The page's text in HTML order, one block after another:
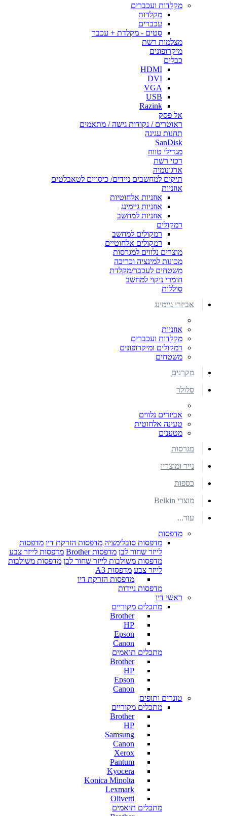
מקלדות ועכברים
מקלדות
עכברים
סטים - מקלדת + עכבר
מצלמות רשת
מיקרופונים
כבלים
HDMI
DVI
VGA
USB
Razink
אל פסק
ראוטרים / נקודות גישה / מתאמים
תחנות עגינה
SanDisk
מגדילי טווח
רכזי רשת
ארגונומיה
תיקים למחשבים ניידים/ כיסויים לטאבלטים
אוזניות
אוזניות אלחוטיות
אוזניות גיימינג
אוזניות למחשב
רמקולים
רמקולים למחשב
רמקולים אלחוטיים
מוצרים נלווים למגרסות
מכונות למינציה וכריכה
משטחים לעכבר/מקלדת
חומרי ניקוי למחשב
סוללות
אביזרי גיימינג
אוזניות
מקלדות ועכברים
רמקולים ומיקרופונים
משטחים
מקרנים
סלולר
אביזרים נלווים
טעינה אלחוטית
מטענים
מגרסות
נייר ומוצריו
כספות
מוצרי Belkin
עוד...
מדפסות
מדפסות סובלימציה מדפסות הזרקת דיו מדפסות
לייזר שחור לבן מדפסות Brother
מדפסות לייזר צבע
מדפסות משולבות לייזר שחור לבן מדפסות משולבות
לייזר צבע מדפסות A3
מדפסות הזרקת דיו
מדפסות ניידות
ראשי דיו
מתכלים מקוריים
Brother
HP
Epson
Canon
מתכלים תואמים
Brother
HP
Epson
Canon
טונרים ותופים
מתכלים מקוריים
Brother
HP
Samsung
Canon
Xerox
Pantum
Kyocera
Konica Minolta
Lexmark
Olivetti
מתכלים תואמים